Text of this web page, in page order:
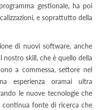
gestionale, ha poi
e soprattutto della
di nuovi software, anche
skill, che è quello della
a commessa, settore nel
esperienza oramai ultra
le nuove tecnologie che
fonte di ricerca che